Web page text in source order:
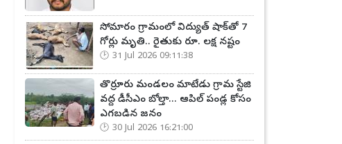
సోమారం గ్రామంలో విద్యుత్ షాక్‌తో 7
గోర్లు మృతి.. రైతుకు రూ. లక్ష నష్టం
31 Jul 2026 09:11:38
తొర్రూరు మండలం మాటేడు గ్రామ స్టేజి
వద్ద డీసీఎం బోల్తా... ఆపిల్ పండ్ల కోసం
ఎగబడిన జనం
30 Jul 2026 16:21:00